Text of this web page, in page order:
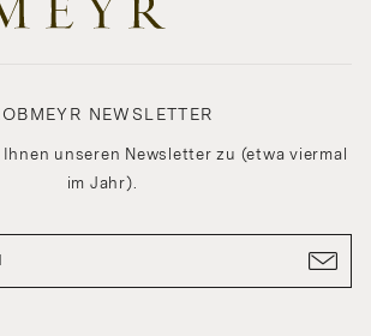
NEWSLETTER
unseren Newsletter zu (etwa viermal
im Jahr).